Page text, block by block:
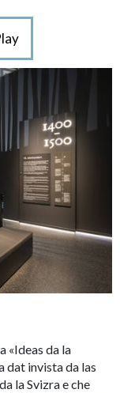
«Ideas da la
dat invista da las
la Svizra e che